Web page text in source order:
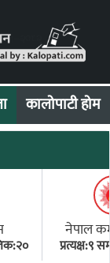
कालोपाटी होम
नेपाल
प्रत्यक्ष:९